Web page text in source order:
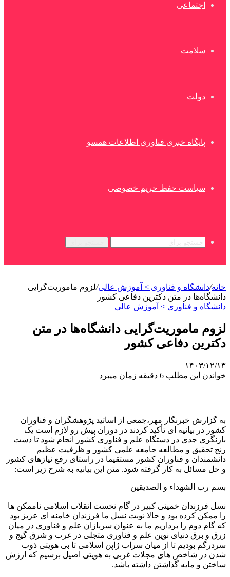
اجتماعی
سلامت
دولت
پایگاه خبری فناوری اطلاعات همسو
سیاست حفظ حریم خصوصی
خانه/دانشگاه و فناوری > آموزش عالی/لزوم ماموریت‌گرایی
دانشگاه‌ها در متن دکترین دفاعی کشور
دانشگاه و فناوری > آموزش عالی
لزوم ماموریت‌گرایی دانشگاه‌ها در متن
دکترین دفاعی کشور
۱۴۰۳/۱۲/۱۳
خواندن این مطلب 6 دقیقه زمان میبرد
به گزارش خبرنگار مهر،جمعی از اساتید پژوهشگران و فناوران
کشور در بیانیه ای تأکید کردند در دوران پیش رو لازم است یک
بازنگری جدی در دستگاه علم و فناوری کشور انجام شود تا دست
رنج تحقیق و مطالعه جامعه علمی کشور و ظرفیت عظیم
دانشمندان و فناوران کشور مستقیما در راستای رفع نیازهای کشور
و حل مسائل به کار گرفته شود. متن این بیانیه به شرح زیر است:
بسم رب الشهداء و الصدیقین
نسل فرزندان خمینی کبیر در گام نخست انقلاب اسلامی ناممکن ها
را ممکن کرده بود و حالا نوبت نسل ما فرزندان خامنه ای عزیز بود
که گام دوم را برداریم ما به عنوان سربازان علم و فناوری در میان
زرق و برق دنیای نوین علم و فناوری متجلی در غرب و شرق گیج و
سردرگم بودیم تا از میان سراب ژاپن اسلامی تا بی هویتی ذوب
شدن در شاخص های مجلات غربی به هویتی اصیل برسیم که ارزش
ساختن و مایه گذاشتن داشته باشد.